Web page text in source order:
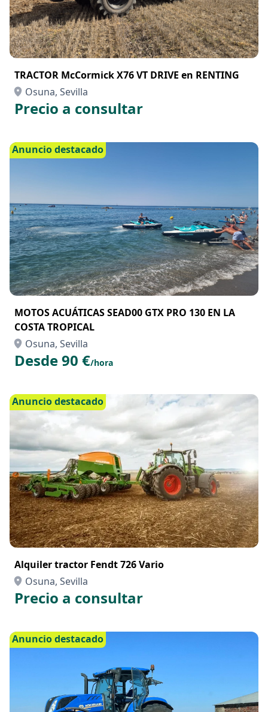
TRACTOR McCormick X76 VT DRIVE en RENTING
Osuna, Sevilla
Precio a consultar
Anuncio destacado
MOTOS ACUÁTICAS SEAD00 GTX PRO 130 EN LA
COSTA TROPICAL
Osuna, Sevilla
Desde 90 €/hora
Anuncio destacado
Alquiler tractor Fendt 726 Vario
Osuna, Sevilla
Precio a consultar
Anuncio destacado